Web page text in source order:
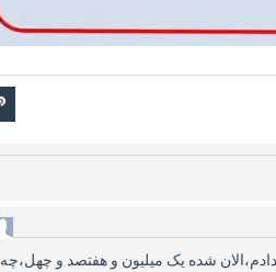
شده یک میلیون و هفتصد و چهل،چه